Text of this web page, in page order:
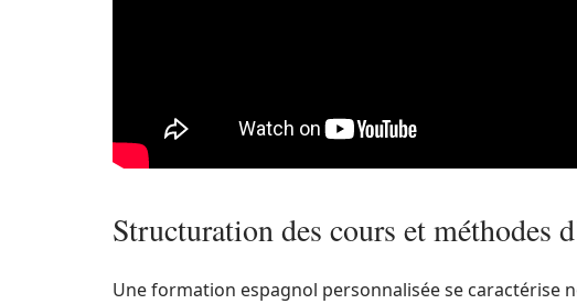
Structuration des cours et méthodes
Une formation espagnol personnalisée se caractérise